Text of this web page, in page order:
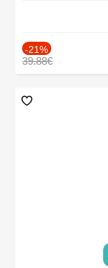
-21%
39.88€